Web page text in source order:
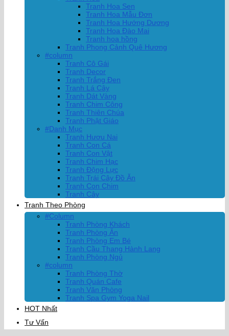
Tranh Hoa Sen
Tranh Hoa Mẫu Đơn
Tranh Hoa Hướng Dương
Tranh Hoa Đào Mai
Tranh hoa hồng
Tranh Phong Cảnh Quê Hương
#column
Tranh Cô Gái
Tranh Decor
Tranh Trắng Đen
Tranh Lá Cây
Tranh Dát Vàng
Tranh Chim Công
Tranh Thiên Chúa
Tranh Phật Giáo
#Danh Mục
Tranh Hươu Nai
Tranh Con Cá
Tranh Con Vật
Tranh Chim Hạc
Tranh Động Lực
Tranh Trái Cây Đồ Ăn
Tranh Con Chim
Tranh Cây
Tranh Theo Phòng
#Column
Tranh Phòng Khách
Tranh Phòng Ăn
Tranh Phòng Em Bé
Tranh Cầu Thang Hành Lang
Tranh Phòng Ngủ
#column
Tranh Phòng Thờ
Tranh Quán Cafe
Tranh Văn Phòng
Tranh Spa Gym Yoga Nail
HOT Nhất
Tư Vấn